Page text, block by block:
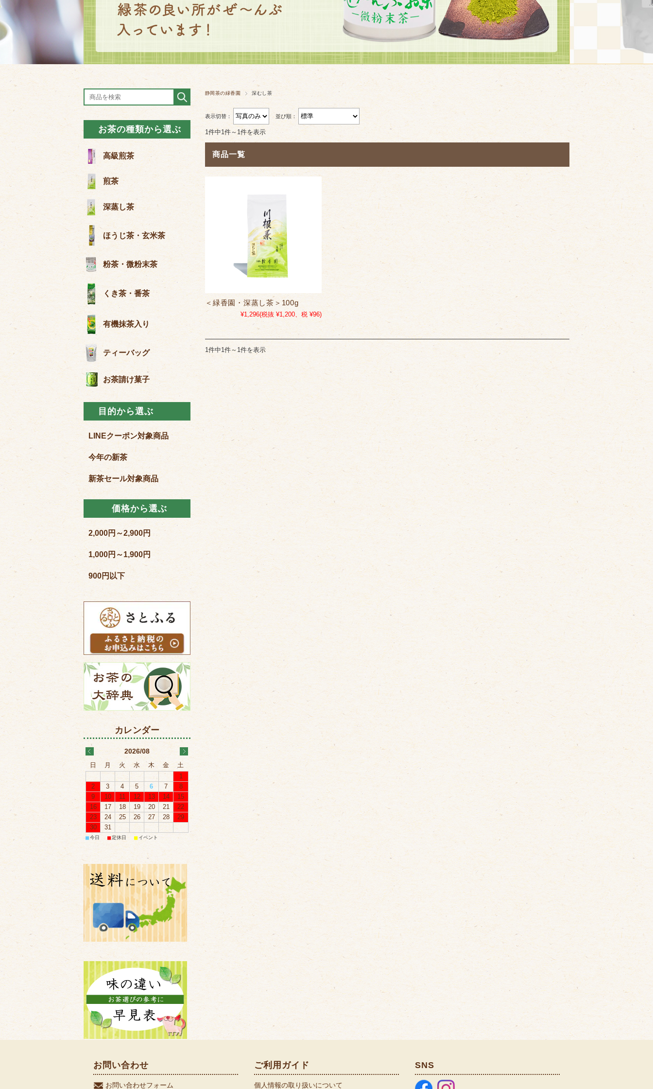
静岡茶の緑香園 深むし茶
表示切替： 並び順：
1件中1件～1件を表示
商品一覧
＜緑香園・深蒸し茶＞100g
¥1,296(税抜 ¥1,200、税 ¥96)
1件中1件～1件を表示
お茶の種類から選ぶ
高級煎茶
煎茶
深蒸し茶
ほうじ茶・玄米茶
粉茶・微粉末茶
くき茶・番茶
有機抹茶入り
ティーバッグ
お茶請け菓子
目的から選ぶ
LINEクーポン対象商品
今年の新茶
新茶セール対象商品
価格から選ぶ
2,000円～2,900円
1,000円～1,900円
900円以下
2026/08
日 月 火 水 木 金
土
1
2
3 4 5 6 7
8
9
10 11 12 13 14
15
16
17 18 19 20 21
22
23
24 25 26 27 28
29
30
31
■今日 ■定休日 ■ イベント
お問い合わせ
お問い合わせフォーム
ご利用ガイド
個人情報の取り扱いについて
SNS